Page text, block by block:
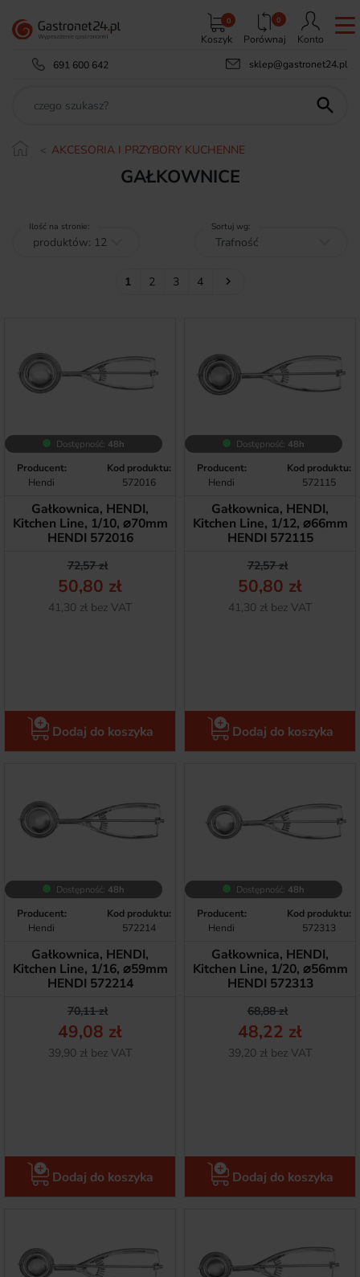
Koszyk
0 0
Porównaj
Konto
691 600 642
sklep@gastronet24.pl

AKCESORIA I PRZYBORY KUCHENNE
GAŁKOWNICE
Ilość na stronie: Sortuj wg:
1 2 3 4 Następny

Dostępność: 48h
Producent:
Hendi
Kod produktu:
572016
Gałkownica, HENDI,
Kitchen Line, 1/10, ⌀70mm
HENDI 572016
Cena podstawowa
72,57 zł
Cena
50,80 zł
Netto
41,30 zł bez VAT
Dodaj do koszyka
Dostępność: 48h
Producent:
Hendi
Kod produktu:
572115
Gałkownica, HENDI,
Kitchen Line, 1/12, ⌀66mm
HENDI 572115
Cena
72,57 zł
Cena
50,80 zł
Netto
41,30 zł bez VAT
Dodaj do koszyka
Dostępność: 48h
Producent:
Hendi
Kod produktu:
572214
Gałkownica, HENDI,
Kitchen Line, 1/16, ⌀59mm
HENDI 572214
Cena podstawowa
70,11 zł
Cena
49,08 zł
Netto
39,90 zł bez VAT
Dodaj do koszyka
Dostępność: 48h
Producent:
Hendi
Kod produktu:
572313
Gałkownica, HENDI,
Kitchen Line, 1/20, ⌀56mm
HENDI 572313
Cena
68,88 zł
Cena
48,22 zł
Netto
39,20 zł bez VAT
Dodaj do koszyka